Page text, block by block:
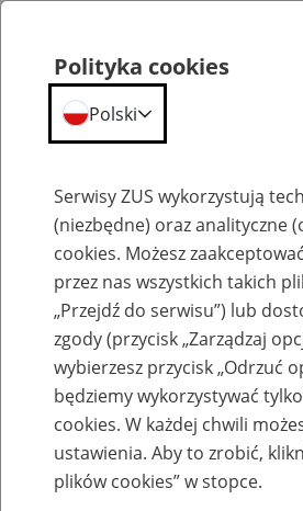
Opis spraw
Jak wypełnić polecenie
gotówkowej należności z
ZUS
Polityka cookies
Polski
Serwisy ZUS wykorzystują
(niezbędne) oraz analityczne
cookies. Możesz
przez nas wszystkich takich
„Przejdź do serwisu”) lub
zgody (przycisk „Zarządzaj
wybierzesz przycisk „Odrzuć
będziemy wykorzystywać
cookies. W każdej chwili
ustawienia. Aby to zrobić,
plików cookies” w stopce.